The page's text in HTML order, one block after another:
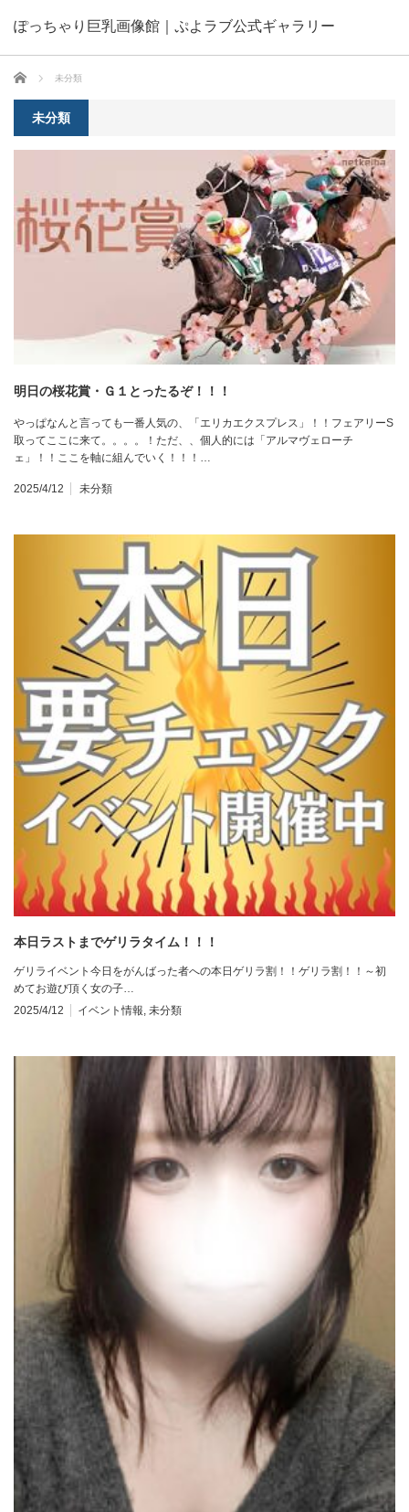
ぽっちゃり巨乳画像館｜ぷよラブ公式ギャラリー
ホーム 未分類
未分類
明日の桜花賞・Ｇ１とったるぞ！！！
やっぱなんと言っても一番人気の、「エリカエクスプレス」！！フェアリーS
取ってここに来て。。。。！ただ、、個人的には「アルマヴェローチ
ェ」！！ここを軸に組んでいく！！！…
2025/4/12 未分類
本日ラストまでゲリラタイム！！！
ゲリライベント今日をがんばった者への本日ゲリラ割！！ゲリラ割！！～初
めてお遊び頂く女の子…
2025/4/12
イベント情報, 未分類